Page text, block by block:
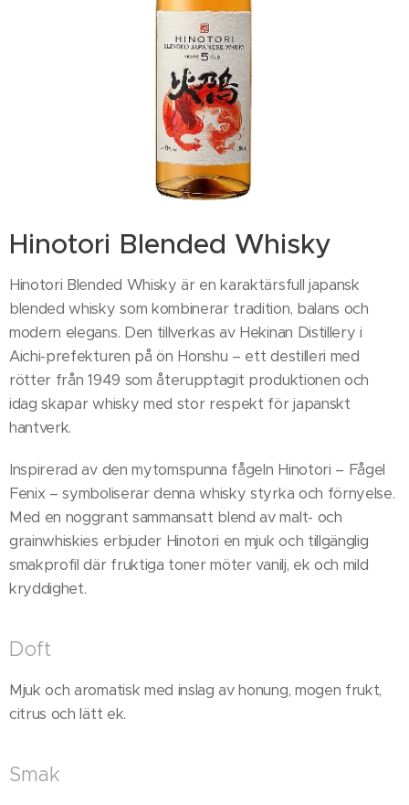
Hinotori Blended Whisky
Hinotori Blended Whisky är en karaktärsfull japansk
blended whisky som kombinerar tradition, balans och
modern elegans. Den tillverkas av Hekinan Distillery i
Aichi-prefekturen på ön Honshu – ett destilleri med
rötter från 1949 som återupptagit produktionen och
idag skapar whisky med stor respekt för japanskt
hantverk.
Inspirerad av den mytomspunna fågeln Hinotori – Fågel
Fenix – symboliserar denna whisky styrka och förnyelse.
Med en noggrant sammansatt blend av malt- och
grainwhiskies erbjuder Hinotori en mjuk och tillgänglig
smakprofil där fruktiga toner möter vanilj, ek och mild
kryddighet.
Doft
Mjuk och aromatisk med inslag av honung, mogen frukt,
citrus och lätt ek.
Smak